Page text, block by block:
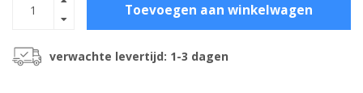
Toevoegen aan winkelwagen
verwachte levertijd: 1-3 dagen